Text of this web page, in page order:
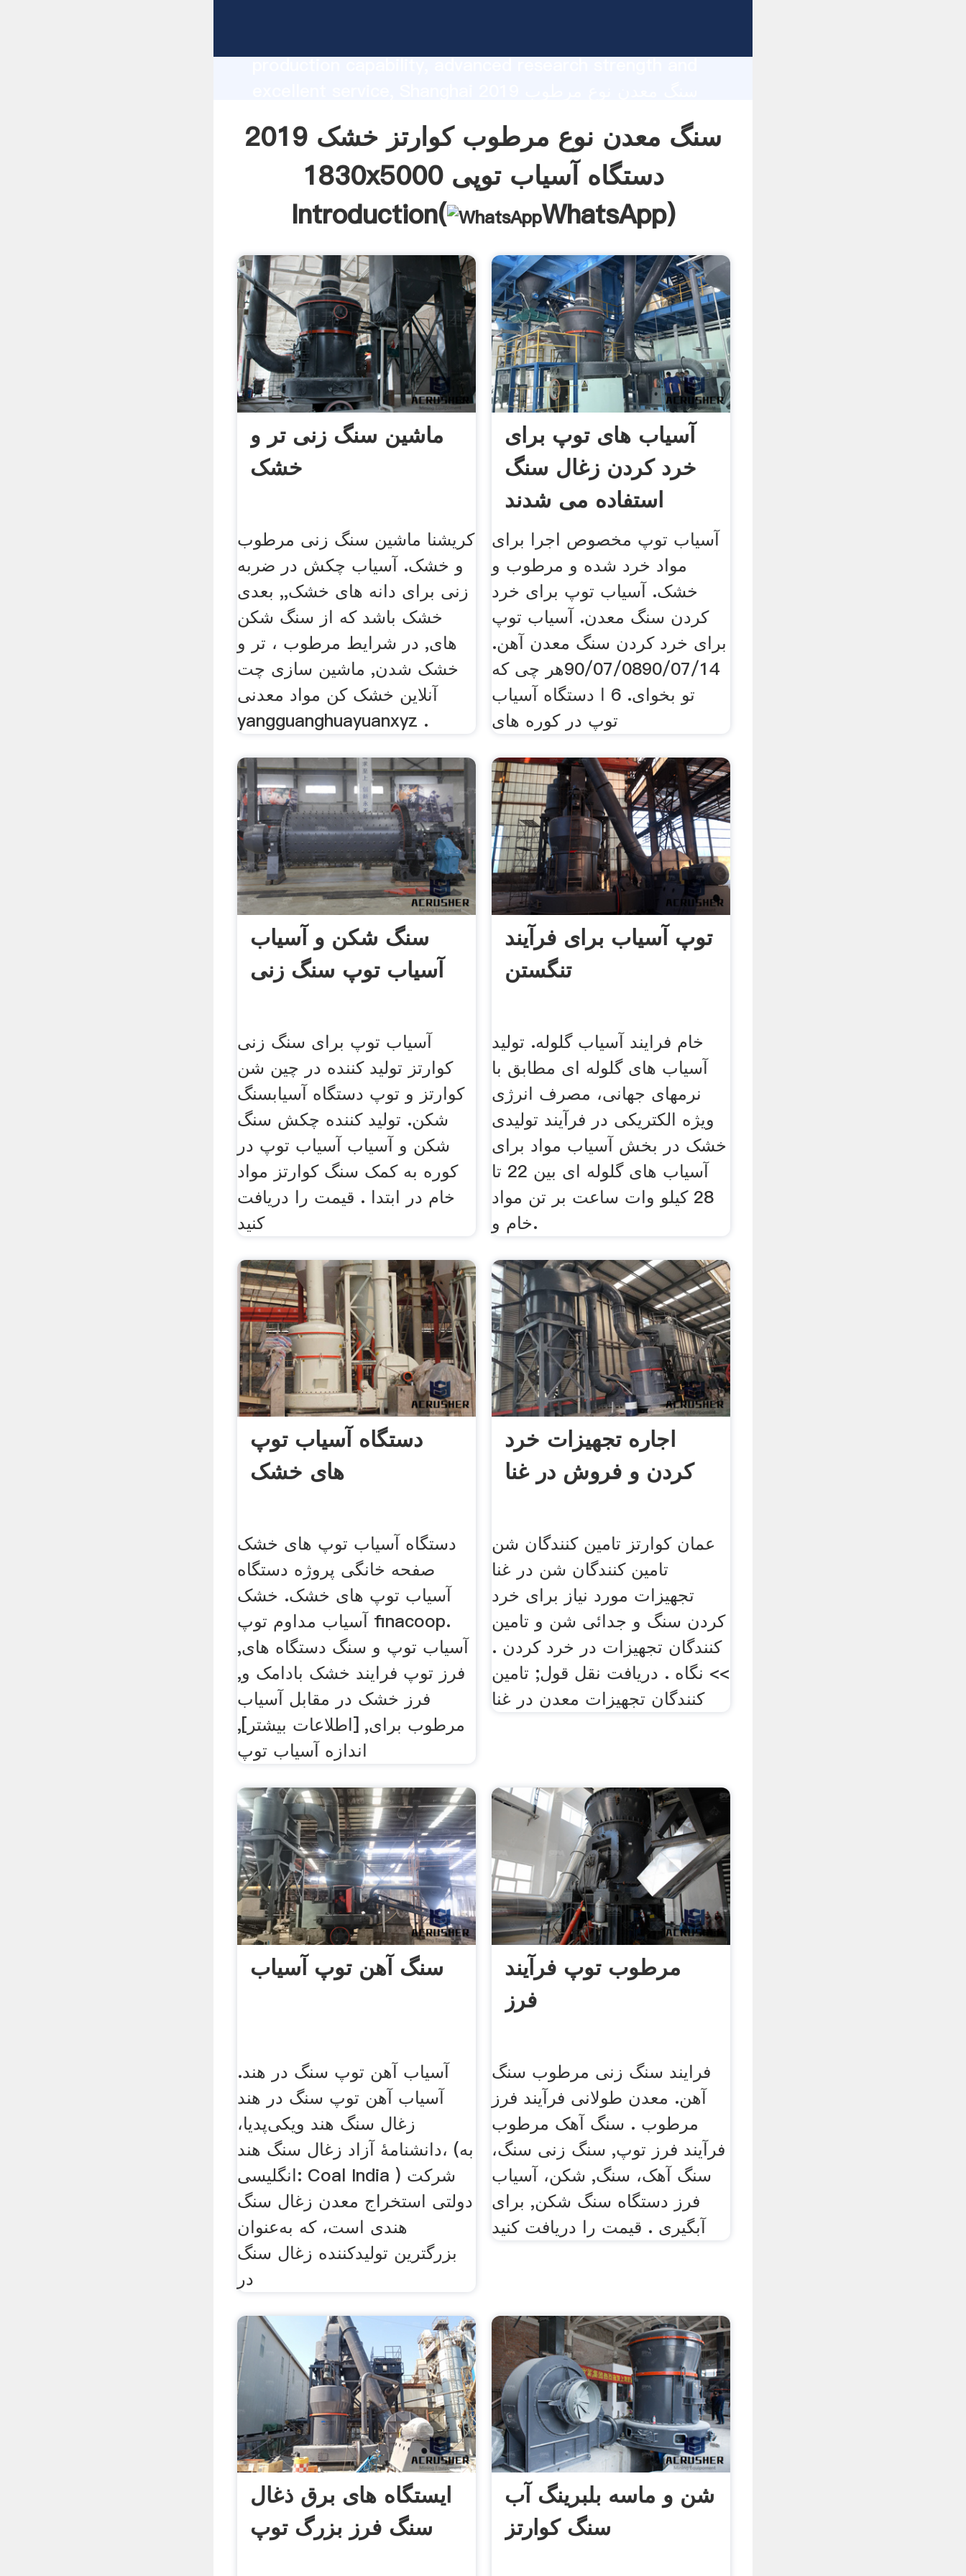
create the value and bring values to all of customers.
2019 سنگ معدن نوع مرطوب کوارتز خشک
1830x5000 دستگاه آسیاب توپی
Introduction(
WhatsApp)
ماشین سنگ زنی تر و
خشک
کریشنا ماشین سنگ زنی مرطوب
و خشک. آسیاب چکش در ضربه
زنی برای دانه های خشک,, بعدی
خشک باشد که از سنگ شکن
های, در شرایط مرطوب ، تر و
خشک شدن, ماشین سازی چت
آنلاین خشک کن مواد معدنی
yangguanghuayuanxyz .
آسیاب های توپ برای
خرد کردن زغال سنگ
استفاده می شدند
آسیاب توپ مخصوص اجرا برای
مواد خرد شده و مرطوب و
خشک. آسیاب توپ برای خرد
کردن سنگ معدن. آسیاب توپ
برای خرد کردن سنگ معدن آهن.
90/07/0890/07/14هر چی که
تو بخوای. 6 ا دستگاه آسیاب
توپ در کوره های
سنگ شکن و آسیاب
آسیاب توپ سنگ زنی
آسیاب توپ برای سنگ زنی
کوارتز تولید کننده در چین شن
کوارتز و توپ دستگاه آسیابسنگ
شکن. تولید کننده چکش سنگ
شکن و آسیاب آسیاب توپ در
کوره به کمک سنگ کوارتز مواد
خام در ابتدا . قیمت را دریافت
کنید
توپ آسیاب برای فرآیند
تنگستن
خام فرایند آسیاب گلوله. تولید
آسیاب های گلوله ای مطابق با
نرمهای جهانی، مصرف انرژی
ویژه الکتریکی در فرآیند تولیدی
خشک در بخش آسیاب مواد برای
آسیاب های گلوله ای بین 22 تا
28 کیلو وات ساعت بر تن مواد
خام و.
دستگاه آسیاب توپ
های خشک
دستگاه آسیاب توپ های خشک
صفحه خانگی پروژه دستگاه
آسیاب توپ های خشک. خشک
آسیاب مداوم توپ finacoop.
آسیاب توپ و سنگ دستگاه های,
فرز توپ فرایند خشک بادامک و,
فرز خشک در مقابل آسیاب
مرطوب برای, [اطلاعات بیشتر],
اندازه آسیاب توپ
اجاره تجهیزات خرد
کردن و فروش در غنا
عمان کوارتز تامین کنندگان شن
تامین کنندگان شن در غنا
تجهیزات مورد نیاز برای خرد
کردن سنگ و جدائی شن و تامین
کنندگان تجهیزات در خرد کردن .
>> نگاه . دریافت نقل قول; تامین
کنندگان تجهیزات معدن در غنا
سنگ آهن توپ آسیاب
آسیاب آهن توپ سنگ در هند.
آسیاب آهن توپ سنگ در هند
زغال سنگ هند ویکی‌پدیا،
دانشنامهٔ آزاد زغال سنگ هند، (به
انگلیسی: Coal India ) شرکت
دولتی استخراج معدن زغال سنگ
هندی است، که به‌عنوان
بزرگترین تولیدکننده زغال سنگ
در
مرطوب توپ فرآیند
فرز
فرایند سنگ زنی مرطوب سنگ
آهن. معدن طولانی فرآیند فرز
مرطوب . سنگ آهک مرطوب
فرآیند فرز توپ, سنگ زنی سنگ،
سنگ آهک، سنگ, شکن، آسیاب
فرز دستگاه سنگ شکن, برای
آبگیری . قیمت را دریافت کنید
ایستگاه های برق ذغال
سنگ فرز بزرگ توپ
شن و ماسه بلبرینگ آب
سنگ کوارتز